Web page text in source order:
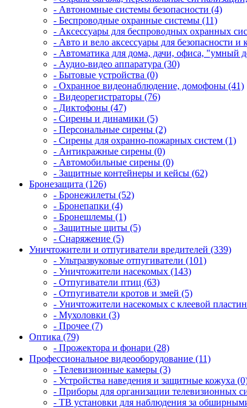
- Автономные системы безопасности (4)
- Беспроводные охранные системы (11)
- Аксессуары для беспроводных охранных
- Авто и вело аксессуары для безопасности и
- Автоматика для дома, дачи, офиса, "умный
- Аудио-видео аппаратура (30)
- Бытовые устройства (0)
- Охранное видеонаблюдение, домофоны (41)
- Видеорегистраторы (76)
- Диктофоны (47)
- Сирены и динамики (5)
- Персональные сирены (2)
- Сирены для охранно-пожарных систем (1)
- Антикражные сирены (0)
- Автомобильные сирены (0)
- Защитные контейнеры и кейсы (62)
Бронезащита (126)
- Бронежилеты (52)
- Бронепапки (4)
- Бронешлемы (1)
- Защитные щиты (5)
- Снаряжение (5)
Уничтожители и отпугиватели вредителей (339)
- Ультразвуковые отпугиватели (101)
- Уничтожители насекомых (143)
- Отпугиватели птиц (63)
- Отпугиватели кротов и змей (5)
- Уничтожители насекомых с клеевой
- Мухоловки (3)
- Прочее (7)
Оптика (79)
- Прожектора и фонари (28)
Профессиональное видеооборудование (11)
- Телевизионные камеры (3)
- Устройства наведения и защитные кожуха
- Приборы для организации телевизионных
- ТВ установки для наблюдения за